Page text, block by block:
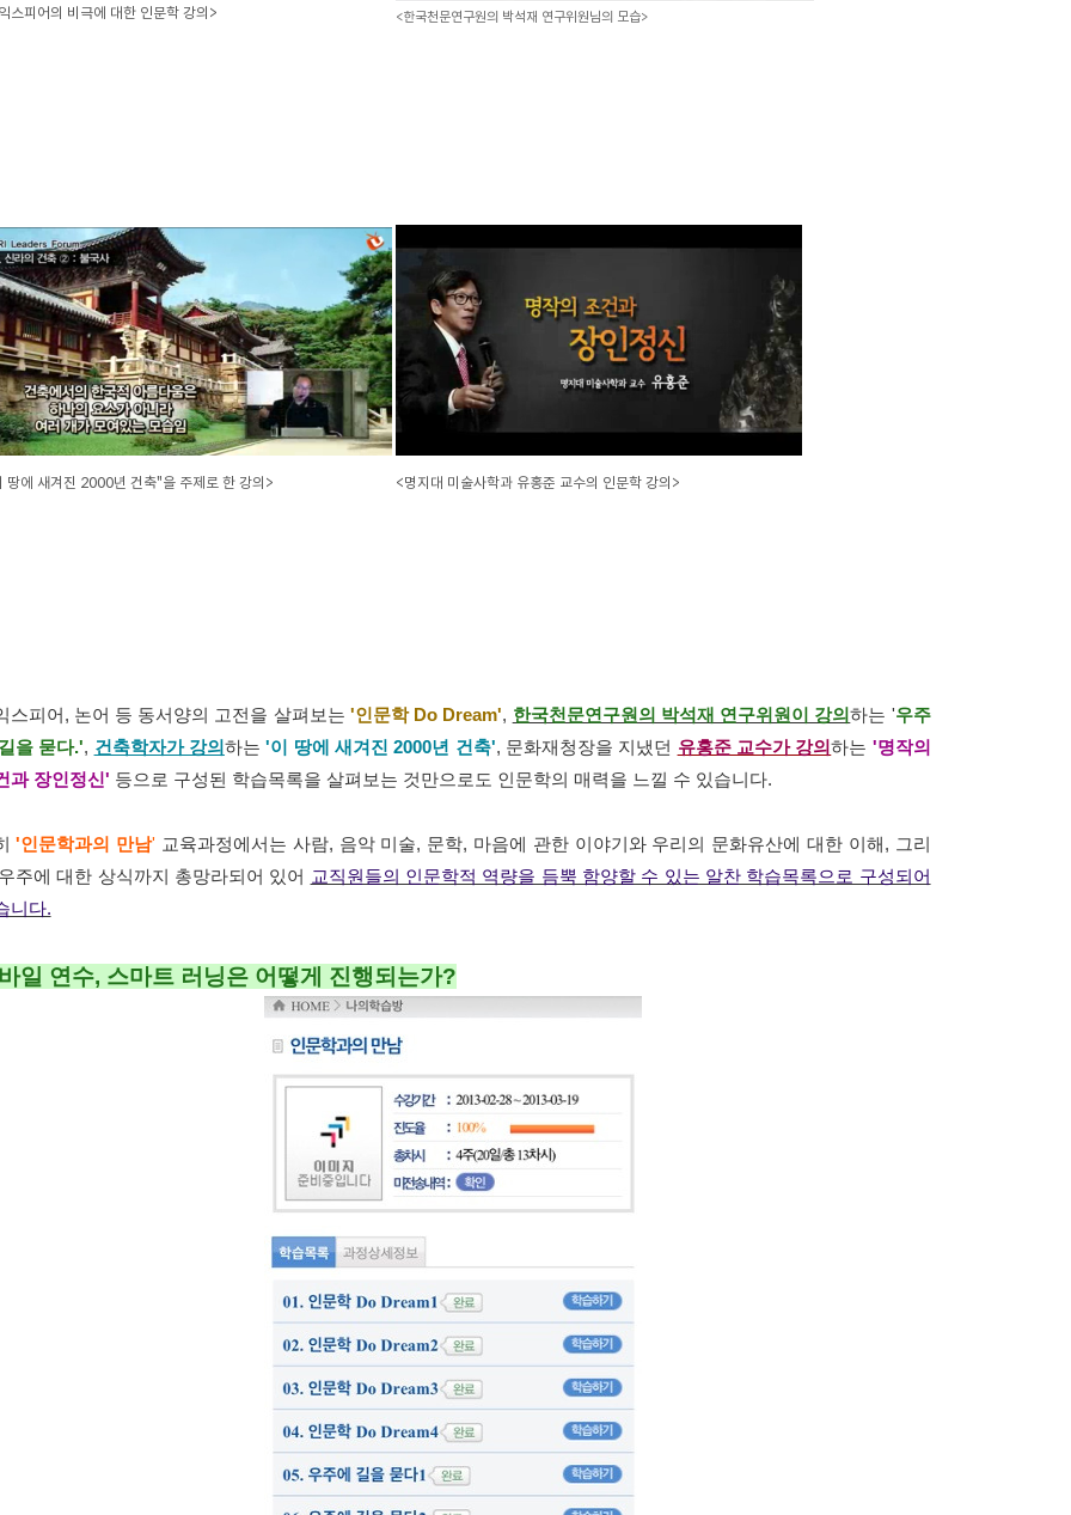
스피어의 비극에 대한 인문학 강의> <한국천문연구원의 박석재 연구위원님의 모습>
땅에 새겨진 2000년 건축"을 주제로 한 강의> <명지대 미술사학과 유홍준 교수의 인문학 강의>
스피어, 논어 등 동서양의 고전을 살펴보는 '인문학 Do Dream', 한국천문연구원의 박석재 연구위원이 강의하는 '우주
을 묻다.', 건축학자가 강의하는'이 땅에 새겨진 2000년 건축', 문화재청장을 지냈던 유홍준 교수가 강의하는 '명작의
과 장인정신' 등으로 구성된 학습목록을 살펴보는 것만으로도 인문학의 매력을 느낄 수 있습니다.
'인문학과의 만남' 교육과정에서는 사람, 음악 미술, 문학, 마음에 관한 이야기와 우리의 문화유산에 대한 이해, 그리
주에 대한 상식까지 총망라되어 있어
교직원들의 인문학적 역량을 듬뿍 함양할 수 있는 알찬 학습목록으로 구성되어
니다.
일 연수, 스마트 러닝은 어떻게 진행되는가?